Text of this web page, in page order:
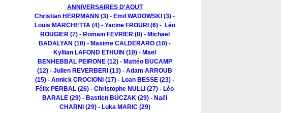
ANNIVERSAIRES D'AOUT
Christian HERRMANN (3) - Emil WADOWSKI (3) -
Louis MARCHETTA (4) - Yacine FROURI (6) - Léo
ROUGIER (7) - Romain FEVRIER (8) - Michaël
BADALYAN (10) - Maxime CALDERARO (10) -
Kyllian LAFOND ETHUIN (10) - Maël
BENHEBBAL PEIRONE (12) - Mattéo BUCAMP
(12) - Julien REVERBERI (13) - Adam ARROUB
(15) - Annick CROCIONI (17) - Loan BESSE (23) -
Félix PERBAL (26) - Christophe NULLI (27) - Léo
BARALE (29) - Bastien BUCZAK (29) - Naël
CHARNI (29) - Luka MARIC (29)